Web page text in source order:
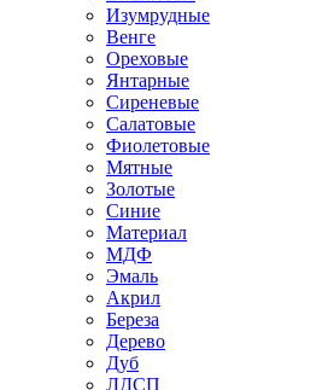
Изумрудные
Венге
Ореховые
Янтарные
Сиреневые
Салатовые
Фиолетовые
Мятные
Золотые
Синие
Материал
МДФ
Эмаль
Акрил
Береза
Дерево
Дуб
ЛДСП